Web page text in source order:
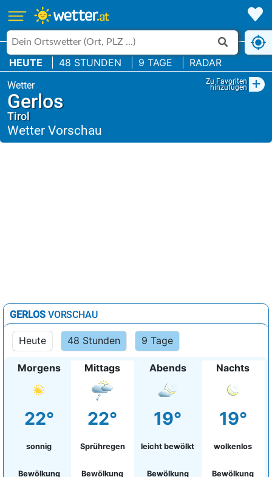
HEUTE 48 STUNDEN 9 TAGE RADAR
Zu Favoriten
hinzufügen +
Gerlos
Tirol
GERLOS VORSCHAU
Heute 48 Stunden 9 Tage
Morgens
22°
sonnig
Bewölkung
Mittags
22°
Sprühregen
Bewölkung
Abends
19°
leicht bewölkt
Bewölkung
Nachts
19°
wolkenlos
Bewölkung